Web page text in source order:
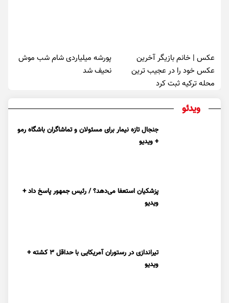
عکس | خانم بازیگر آخرین
عکس خود را در عجیب ترین
محله ترکیه ثبت کرد
پورشه میلیاردی شام شب موش‌
نحیف شد
ویدئو
جنجال تازه نیمار برای مسئولان و تماشاگران باشگاه رمو
+ ویدیو
پزشکیان استعفا می‌دهد؟ / رئیس جمهور پاسخ داد +
ویدیو
تیراندازی در رستوران آمریکایی با حداقل ۳ کشته +
ویدیو